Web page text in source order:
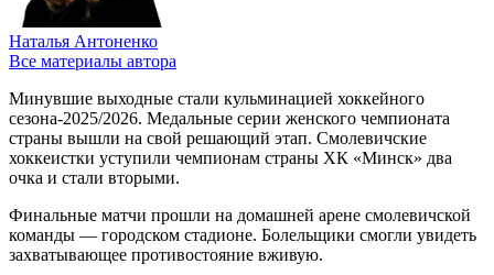
Наталья Антоненко
Все материалы автора
Минувшие выходные стали кульминацией хоккейного
сезона-2025/2026. Медальные серии женского чемпионата
страны вышли на свой решающий этап. Смолевичские
хоккеистки уступили чемпионам страны ХК «Минск» два
очка и стали вторыми.
Финальные матчи прошли на домашней арене смолевичской
команды — городском стадионе. Болельщики смогли увидеть
захватывающее противостояние вживую.